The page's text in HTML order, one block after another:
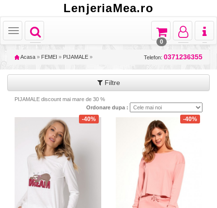
LenjeriaMea.ro
Toggle
navigation
Toggle
Toggle
navigation
Toggle
navigation
Toggle
navigation
0
Acasa » FEMEI » PIJAMALE » Telefon: 0371236355
Filtre
PIJAMALE discount mai mare de 30 %
Ordonare dupa :
-40% -40%